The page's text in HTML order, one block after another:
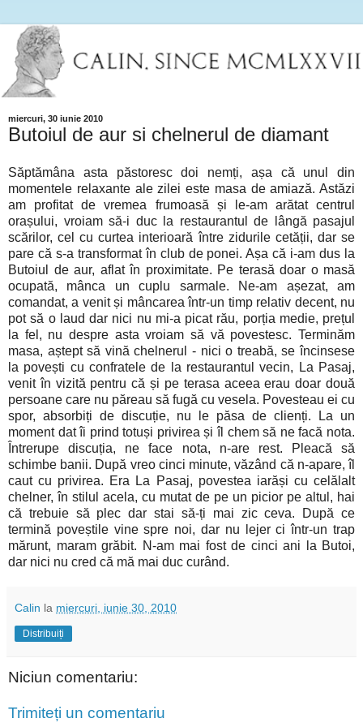
miercuri, 30 iunie 2010
Butoiul de aur si chelnerul de diamant
Săptămâna asta păstoresc doi nemți, așa că unul din
momentele relaxante ale zilei este masa de amiază. Astăzi
am profitat de vremea frumoasă și le-am arătat centrul
orașului, vroiam să-i duc la restaurantul de lângă pasajul
scărilor, cel cu curtea interioară între zidurile cetății, dar se
pare că s-a transformat în club de ponei. Așa că i-am dus la
Butoiul de aur, aflat în proximitate. Pe terasă doar o masă
ocupată, mânca un cuplu sarmale. Ne-am așezat, am
comandat, a venit și mâncarea într-un timp relativ decent, nu
pot să o laud dar nici nu mi-a picat rău, porția medie, prețul
la fel, nu despre asta vroiam să vă povestesc. Terminăm
masa, aștept să vină chelnerul - nici o treabă, se încinsese
la povești cu confratele de la restaurantul vecin, La Pasaj,
venit în vizită pentru că și pe terasa aceea erau doar două
persoane care nu păreau să fugă cu vesela. Povesteau ei cu
spor, absorbiți de discuție, nu le păsa de clienți. La un
moment dat îi prind totuși privirea și îl chem să ne facă nota.
Întrerupe discuția, ne face nota, n-are rest. Pleacă să
schimbe banii. După vreo cinci minute, văzând că n-apare, îl
caut cu privirea. Era La Pasaj, povestea iarăși cu celălalt
chelner, în stilul acela, cu mutat de pe un picior pe altul, hai
că trebuie să plec dar stai să-ți mai zic ceva. După ce
termină poveștile vine spre noi, dar nu lejer ci într-un trap
mărunt, maram grăbit. N-am mai fost de cinci ani la Butoi,
dar nici nu cred că mă mai duc curând.
Calin la miercuri, iunie 30, 2010
Distribuiți
Niciun comentariu:
Trimiteți un comentariu